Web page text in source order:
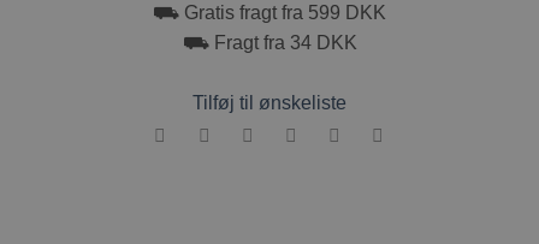
⛟ Gratis fragt fra 599 DKK
⛟ Fragt fra 34 DKK
Tilføj til ønskeliste